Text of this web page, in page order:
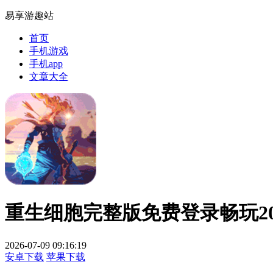
易享游趣站
首页
手机游戏
手机app
文章大全
重生细胞完整版免费登录畅玩
2026-07-09 09:16:19
安卓下载 苹果下载